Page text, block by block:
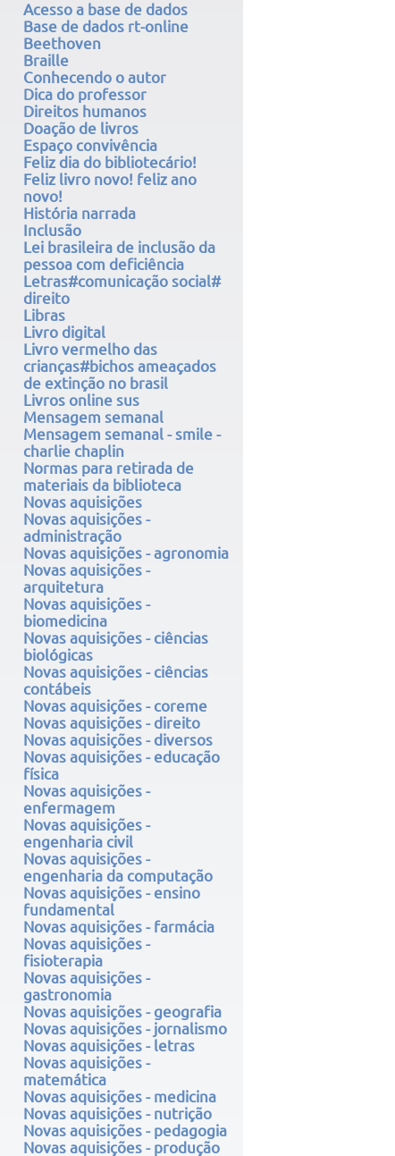
Acesso a base de dados
Base de dados rt-online
Beethoven
Braille
Conhecendo o autor
Dica do professor
Direitos humanos
Doação de livros
Espaço convivência
Feliz dia do bibliotecário!
Feliz livro novo! feliz ano
novo!
História narrada
Inclusão
Lei brasileira de inclusão da
pessoa com deficiência
Letras#comunicação social#
direito
Libras
Livro digital
Livro vermelho das
crianças#bichos ameaçados
de extinção no brasil
Livros online sus
Mensagem semanal
Mensagem semanal - smile -
charlie chaplin
Normas para retirada de
materiais da biblioteca
Novas aquisições
Novas aquisições -
administração
Novas aquisições - agronomia
Novas aquisições -
arquitetura
Novas aquisições -
biomedicina
Novas aquisições - ciências
biológicas
Novas aquisições - ciências
contábeis
Novas aquisições - coreme
Novas aquisições - direito
Novas aquisições - diversos
Novas aquisições - educação
física
Novas aquisições -
enfermagem
Novas aquisições -
engenharia civil
Novas aquisições -
engenharia da computação
Novas aquisições - ensino
fundamental
Novas aquisições - farmácia
Novas aquisições -
fisioterapia
Novas aquisições -
gastronomia
Novas aquisições - geografia
Novas aquisições - jornalismo
Novas aquisições - letras
Novas aquisições -
matemática
Novas aquisições - medicina
Novas aquisições - nutrição
Novas aquisições - pedagogia
Novas aquisições - produção